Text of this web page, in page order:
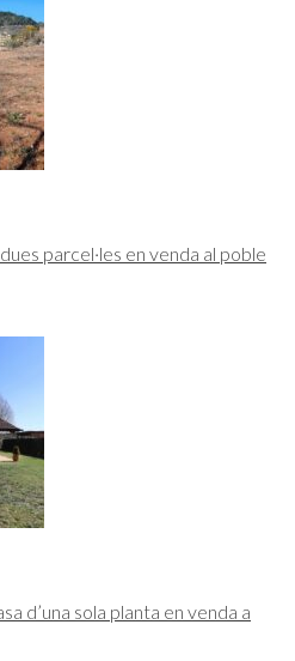
parcel·les en venda al poble
d’una sola planta en venda a